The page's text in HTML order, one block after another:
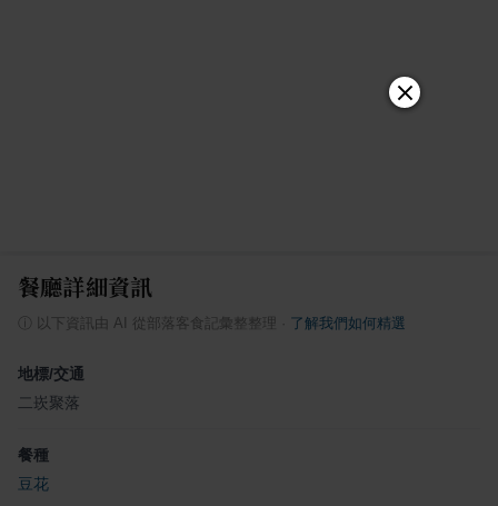
餐廳詳細資訊
以下資訊由 AI 從部落客食記彙整整理 了解我們如何精選
地標/交通
二崁聚落
餐種
豆花